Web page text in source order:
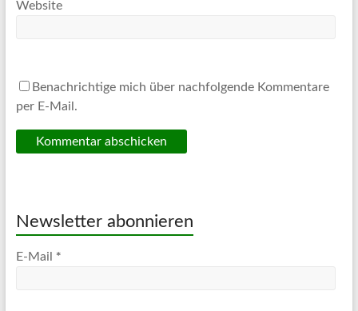
Website
Benachrichtige mich über nachfolgende Kommentare
per E-Mail.
Newsletter abonnieren
E-Mail *